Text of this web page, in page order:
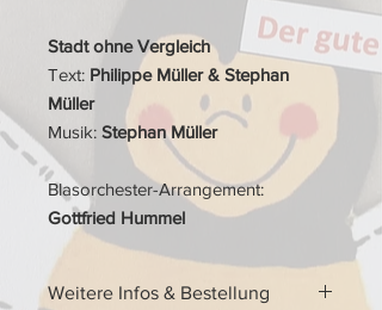
Stadt ohne Vergleich
Text: Philippe Müller & Stephan
Müller
Musik: Stephan Müller
Blasorchester-Arrangement:
Gottfried Hummel
Weitere Infos & Bestellung